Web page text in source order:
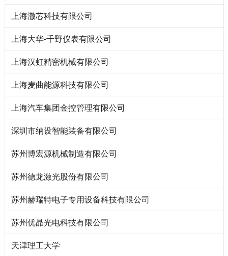
上海澈芯科技有限公司
上海大华-千野仪表有限公司
上海汉虹精密机械有限公司
上海麦曲能源科技有限公司
上海汽车集团金控管理有限公司
深圳市纳设智能装备有限公司
苏州博宏源机械制造有限公司
苏州德龙激光股份有限公司
苏州赫瑞特电子专用设备科技有限公司
苏州优晶光电科技有限公司
天津理工大学